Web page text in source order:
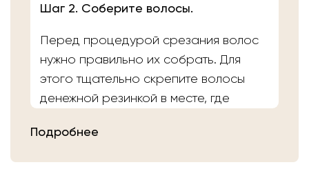
Шаг 2. Соберите волосы.
Перед процедурой срезания волос
нужно правильно их собрать. Для
этого тщательно скрепите волосы
денежной резинкой в месте, где
Подробнее